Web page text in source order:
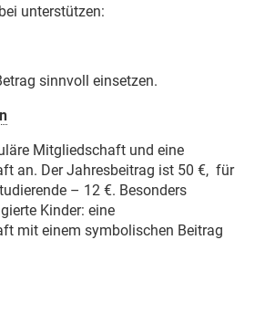
unterstützen:
sinnvoll einsetzen.
Mitgliedschaft und eine
an. Der Jahresbeitrag ist 50 €, für
– 12 €. Besonders
Kinder: eine
mit einem symbolischen Beitrag